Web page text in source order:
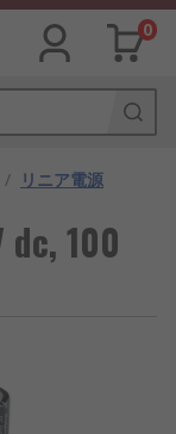
0
/ リニア電源
100